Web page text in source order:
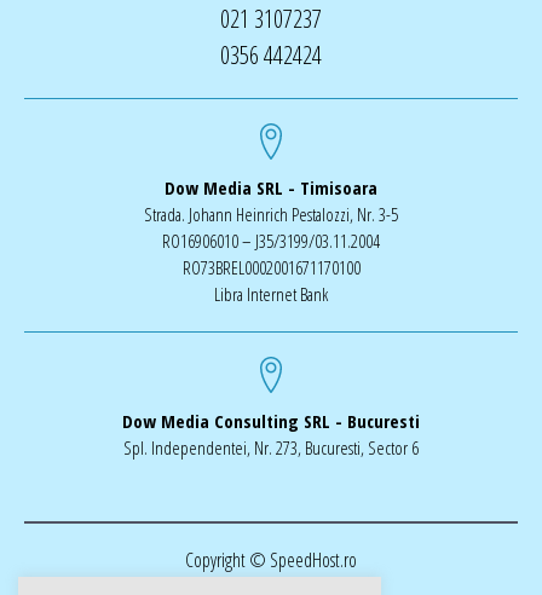
021 3107237
0356 442424
Dow Media SRL - Timisoara
Strada. Johann Heinrich Pestalozzi, Nr. 3-5
RO16906010 – J35/3199/03.11.2004
RO73BREL0002001671170100
Libra Internet Bank
Dow Media Consulting SRL - Bucuresti
Spl. Independentei, Nr. 273, Bucuresti, Sector 6
Copyright © SpeedHost.ro